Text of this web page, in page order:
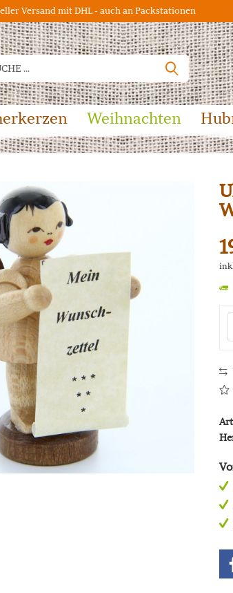
Versand mit DHL - auch an Packstationen
Weihnachten